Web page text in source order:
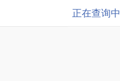
正在查询中